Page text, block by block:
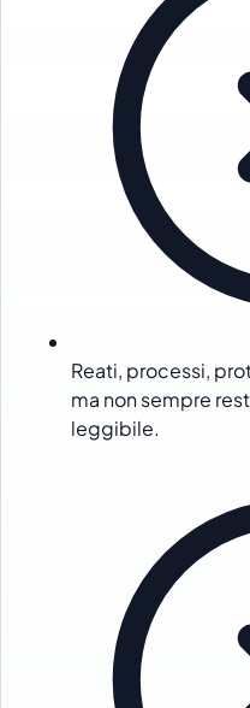
Reati, processi,
ma non sempre
leggibile.